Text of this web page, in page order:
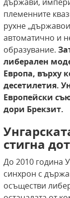
държави,
племенните
рухне
автоматично и
образувание.
либерален
Европа, върху
десетилетия.
Европейски
дори Брекзит.
стигна
До 2010 година
синхрон с
осъществи